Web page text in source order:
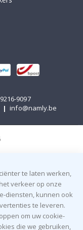
9097
| info@namly.be
te laten werken,
verkeer op onze
diensten, kunnen ook
te leveren.
om uw cookie-
die we gebruiken,